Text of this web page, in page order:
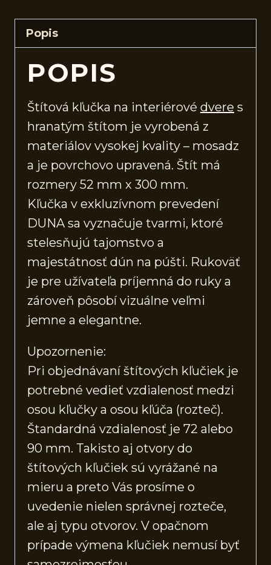
Popis
POPIS
Štítová kľučka na interiérové dvere s
hranatým štítom je vyrobená z
materiálov vysokej kvality – mosadz
a je povrchovo upravená. Štít má
rozmery 52 mm x 300 mm.
Kľučka v exkluzívnom prevedení
DUNA sa vyznačuje tvarmi, ktoré
stelesňujú tajomstvo a
majestátnosť dún na púšti. Rukoväť
je pre užívateľa príjemná do ruky a
zároveň pôsobí vizuálne veľmi
jemne a elegantne.
Upozornenie:
Pri objednávaní štítových kľučiek je
potrebné vedieť vzdialenosť medzi
osou kľučky a osou kľúča (rozteč).
Štandardná vzdialenosť je 72 alebo
90 mm. Takisto aj otvory do
štítových kľučiek sú vyrážané na
mieru a preto Vás prosíme o
uvedenie nielen správnej rozteče,
ale aj typu otvorov. V opačnom
prípade výmena kľučiek nemusí byť